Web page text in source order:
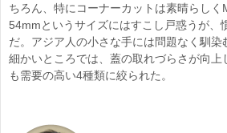
ちろん、特にコーナーカットは素晴らしく
54mmというサイズにはすこし戸惑うが、
だ。アジア人の小さな手には問題なく馴染
細かいところでは、蓋の取れづらさが向上
も需要の高い4種類に絞られた。